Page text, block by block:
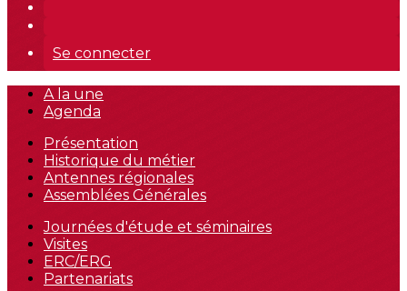
Se connecter
A la une
Agenda
Présentation
Historique du métier
Antennes régionales
Assemblées Générales
Journées d'étude et séminaires
Visites
ERC/ERG
Partenariats